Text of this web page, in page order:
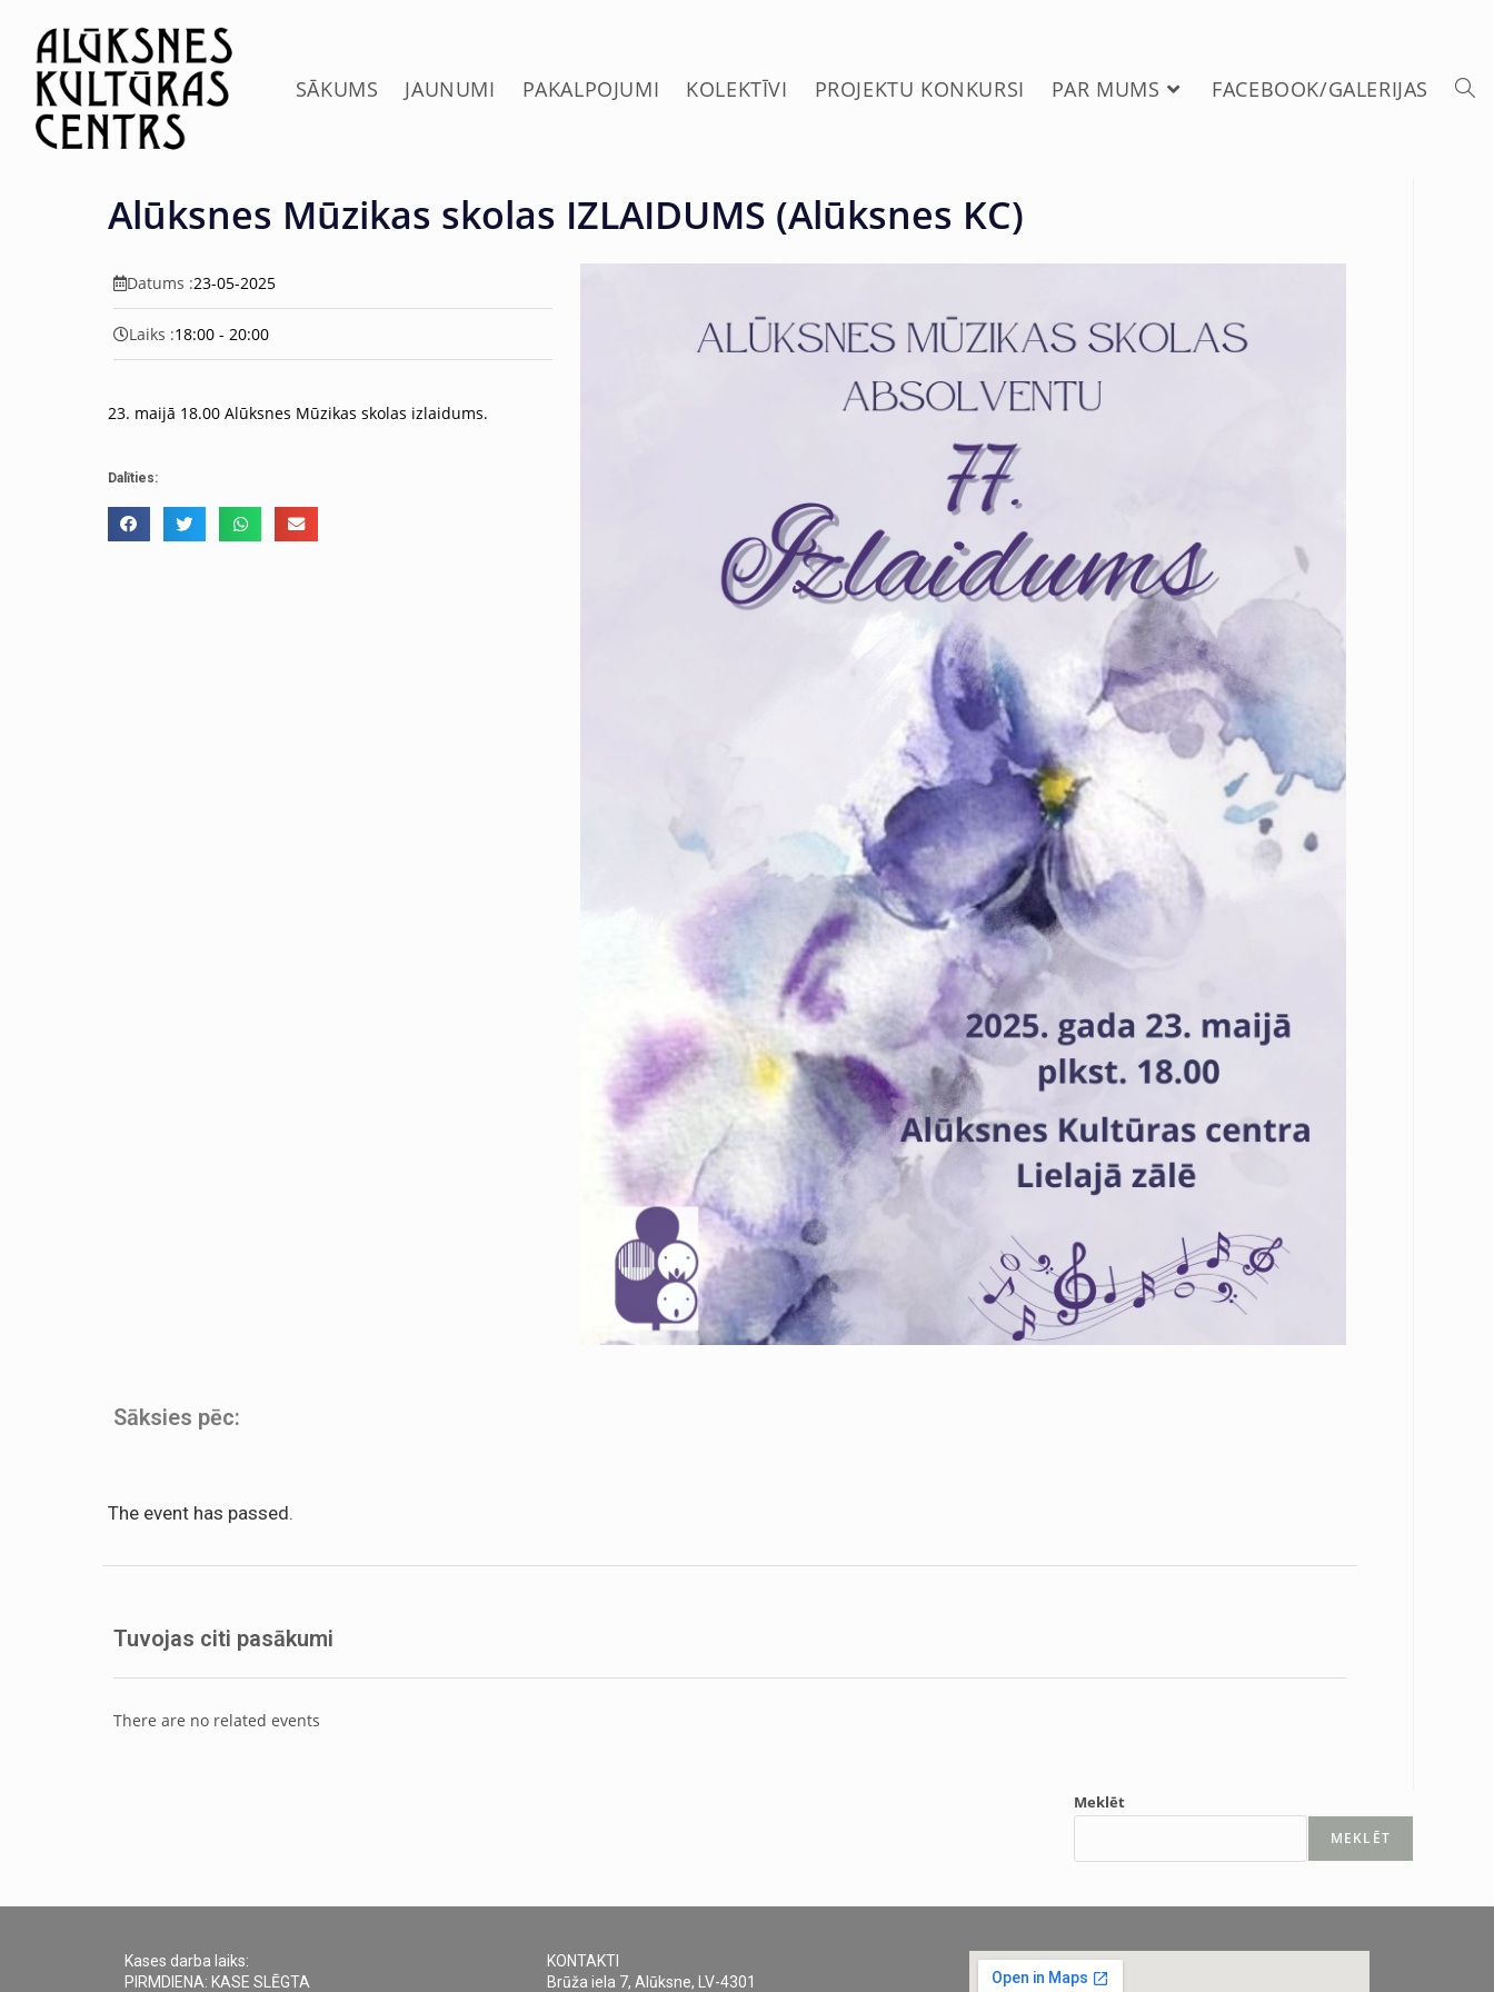
SĀKUMS JAUNUMI PAKALPOJUMI KOLEKTĪVI PROJEKTU KONKURSI PAR MUMS FACEBOOK/GALERIJAS
Alūksnes Mūzikas skolas IZLAIDUMS (Alūksnes KC)
Datums :23-05-2025
Laiks :18:00 - 20:00
23. maijā 18.00 Alūksnes Mūzikas skolas izlaidums.
Dalīties:
Sāksies pēc:
The event has passed.
Tuvojas citi pasākumi
There are no related events
Meklēt
MEKLĒT
Kases darba laiks:
PIRMDIENA: KASE SLĒGTA
KONTAKTI
Brūža iela 7, Alūksne, LV-4301